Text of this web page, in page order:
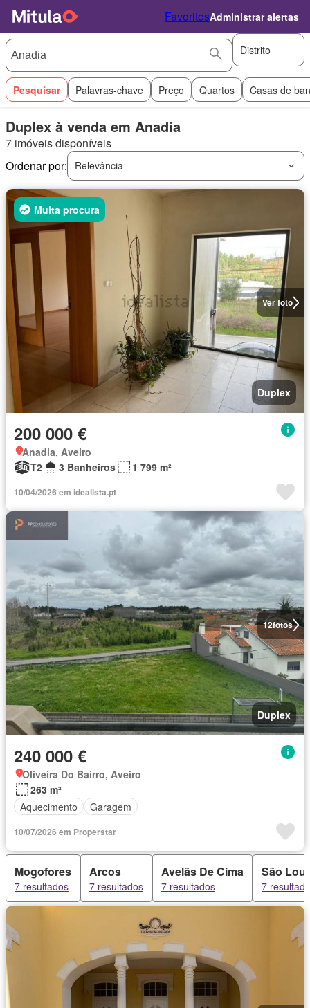
FavoritosAdministrar alertas
Distrito
Pesquisar Palavras-chave Preço Quartos Casas de
Duplex à venda em Anadia
7 imóveis disponíveis
Ordenar por:
Relevância
Ver foto
Muita procura
Duplex
200 000 €
Anadia, Aveiro
T2
3 Banheiros 1 799 m²
10/04/2026 em idealista.pt
12fotos
Duplex
240 000 €
Oliveira Do Bairro, Aveiro
263 m²
Aquecimento
Garagem
10/07/2026 em Properstar
Mogofores
7 resultados
Arcos
7 resultados
Avelãs De Cima
7 resultados
São
7